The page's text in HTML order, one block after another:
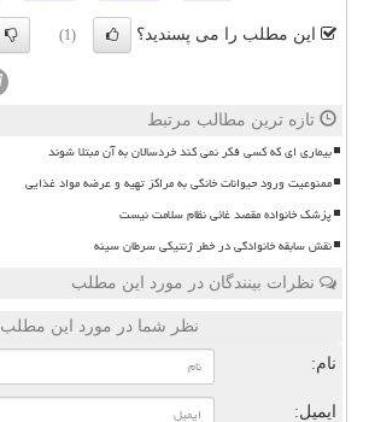
این مطلب را می پسندید؟ (1)
تازه ترین مطالب مرتبط
بیماری ای که کسی فکر نمی کند خردسالان به آن مبتلا شوند
ممنوعیت ورود حیوانات خانگی به مراکز تهیه و عرضه مواد غذایی
پزشک خانواده مقصد غائی نظام سلامت نیست
نقش سابقه خانوادگی در خطر ژنتیکی سرطان سینه
نظرات بینندگان در مورد این مطلب
نظر شما در مورد این مطلب
نام:
ایمیل: